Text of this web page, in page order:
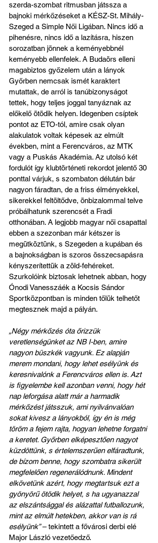
szerda-szombat ritmusban játssza a
bajnoki mérkőzéseket a KÉSZ-St. Mihály-
Szeged a Simple Női Ligában. Nincs idő a
pihenésre, nincs idő a lazításra, hiszen
sorozatban jönnek a keményebbnél
keményebb ellenfelek. A Budaörs elleni
magabiztos győzelem után a lányok
Győrben nemcsak ismét karaktert
mutattak, de arról is tanúbizonyságot
tettek, hogy teljes joggal tanyáznak az
előkelő ötödik helyen. Idegenben csíptek
pontot az ETO-tól, amire csak olyan
alakulatok voltak képesek az elmúlt
években, mint a Ferencváros, az MTK
vagy a Puskás Akadémia. Az utolsó két
fordulót így klubtörténeti rekordot jelentő 30
ponttal várjuk, s szombaton délután bár
nagyon fáradtan, de a friss élményekkel,
sikerekkel feltöltődve, önbizalommal telve
próbálhatunk szerencsét a Fradi
otthonában. A legjobb magyar női csapattal
ebben a szezonban már kétszer is
megütköztünk, s Szegeden a kupában és
a bajnokságban is szoros összecsapásra
kényszerítettük a zöld-fehéreket.
Szurkolóink biztosak lehetnek abban, hogy
Ónodi Vanesszáék a Kocsis Sándor
Sportközpontban is minden tőlük telhetőt
megtesznek majd a pályán.
„Négy mérkőzés óta őrizzük
veretlenségünket az NB I-ben, amire
nagyon büszkék vagyunk. Ez alapján
merem mondani, hogy lehet esélyünk és
keresnivalónk a Ferencváros ellen is. Azt
is figyelembe kell azonban venni, hogy hét
nap leforgása alatt már a harmadik
mérkőzést játsszuk, ami nyilvánvalóan
sokat kivesz a lányokból, így én is még
töröm a fejem rajta, hogyan lehetne forgatni
a keretet. Győrben elképesztően nagyot
küzdöttünk, s értelemszerűen elfáradtunk,
de bízom benne, hogy szombatra sikerült
megfelelően regenerálódnunk. Mindent
elkövetünk azért, hogy megtartsuk ezt a
gyönyörű ötödik helyet, s ha ugyanazzal
az elszántsággal és alázattal futballozunk,
mint az elmúlt hetekben, akkor van is rá
esélyünk” – tekintett a fővárosi derbi elé
Major László vezetőedző.